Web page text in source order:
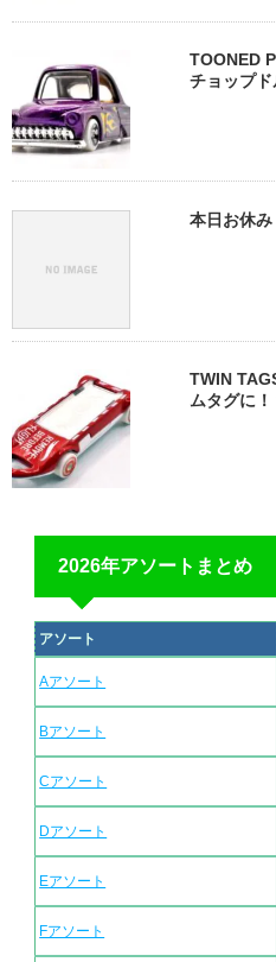
TOONED
チョップ
本日お休
TWIN
ムタグに
2026年アソートまとめ
アソート
Aアソート
Bアソート
Cアソート
Dアソート
Eアソート
Fアソート